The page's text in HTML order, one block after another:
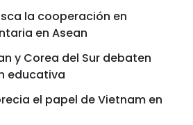
la cooperación en
en Asean
y Corea del Sur debaten
educativa
el papel de Vietnam en